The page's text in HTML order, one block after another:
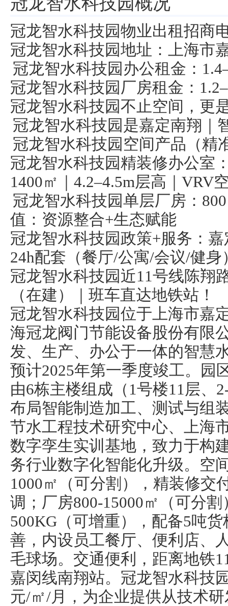
冠龙智水科技园物业出租招商
冠龙智水科技园地址：上海市
冠龙智水科技园办公租金：
冠龙智水科技园厂房租金：
冠龙智水科技园不止空间，更
冠龙智水科技园是嘉定南翔｜
冠龙智水科技园空间产品（精
冠龙智水科技园精装修办公室
1400㎡｜4.2–4.5m层高｜VRV
冠龙智水科技园单层厂房：
值：资源整合+生态赋能
冠龙智水科技园政策+服务：
24h配套（餐厅/公寓/会议/健身
冠龙智水科技园近11号线陈翔
（在建）｜班车直达地铁站！
冠龙智水科技园位于上海市嘉
海冠龙阀门节能设备股份有限
发、生产、办公于一体的智慧
预计2025年第一季度竣工。园
由6栋主楼组成（1号楼11层、
布局智能制造加工、测试与组
节水工程技术研究中心、上海
数字孪生实训基地，致力于构
务行业数字化智能化升级。空
1000㎡（可分割），精装修交
调；厂房800-15000㎡（可分
500KG（可增重），配备5吨
善，内设员工餐厅、便利店、
毛球场。交通便利，距离地铁
嘉闵线南翔站。冠龙智水科技
元/㎡/月，为企业提供从技术